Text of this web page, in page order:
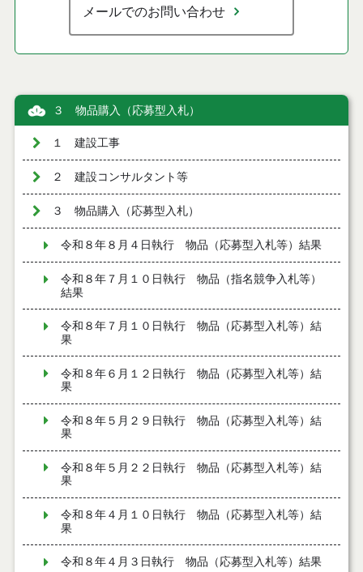
メールでのお問い合わせ
３ 物品購入（応募型入札）
１ 建設工事
２ 建設コンサルタント等
３ 物品購入（応募型入札）
令和８年８月４日執行 物品（応募型入札等）結果
令和８年７月１０日執行 物品（指名競争入札等）
結果
令和８年７月１０日執行 物品（応募型入札等）結
果
令和８年６月１２日執行 物品（応募型入札等）結
果
令和８年５月２９日執行 物品（応募型入札等）結
果
令和８年５月２２日執行 物品（応募型入札等）結
果
令和８年４月１０日執行 物品（応募型入札等）結
果
令和８年４月３日執行 物品（応募型入札等）結果